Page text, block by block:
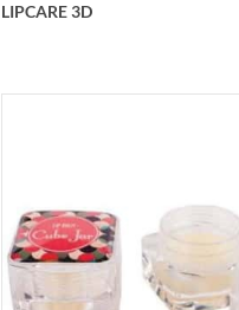
Lipcare personalizzato di
Sport Ideale per football,
baseball. Da 300
LIPCARE 3D